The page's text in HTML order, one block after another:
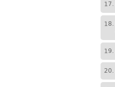
17.
18.
19.
20.